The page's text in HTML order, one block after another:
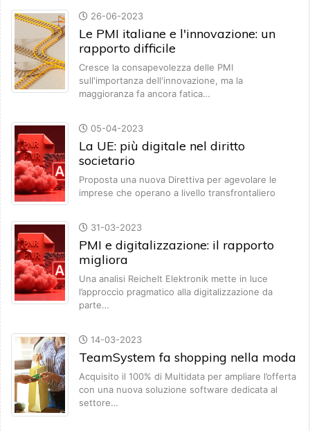
26-06-2023
Le PMI italiane e l'innovazione: un
rapporto difficile
Cresce la consapevolezza delle PMI
sull'importanza dell'innovazione, ma la
maggioranza fa ancora fatica…
05-04-2023
La UE: più digitale nel diritto
societario
Proposta una nuova Direttiva per agevolare le
imprese che operano a livello transfrontaliero
31-03-2023
PMI e digitalizzazione: il rapporto
migliora
Una analisi Reichelt Elektronik mette in luce
l’approccio pragmatico alla digitalizzazione da
parte…
14-03-2023
TeamSystem fa shopping nella moda
Acquisito il 100% di Multidata per ampliare l’offerta
con una nuova soluzione software dedicata al
settore…